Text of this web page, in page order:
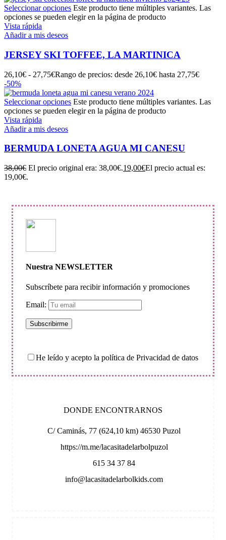
Seleccionar opciones Este producto tiene múltiples variantes. Las
opciones se pueden elegir en la página de producto
Vista rápida
Añadir a mis deseos
JERSEY SKI TOFFEE, LA MARTINICA
26,10€ - 27,75€Rango de precios: desde 26,10€ hasta 27,75€
-50%
Seleccionar opciones Este producto tiene múltiples variantes. Las
opciones se pueden elegir en la página de producto
Vista rápida
Añadir a mis deseos
BERMUDA LONETA AGUA MI CANESU
38,00€ El precio original era: 38,00€.19,00€El precio actual es:
19,00€.
Nuestra NEWSLETTER
Subscríbete para recibir información y promociones
Email:
He leído y acepto la política de Privacidad de datos
DONDE ENCONTRARNOS
C/ Caminás, 77 (624,10 km) 46530 Puzol
https://m.me/lacasitadelarbolpuzol
615 34 37 84
info@lacasitadelarbolkids.com